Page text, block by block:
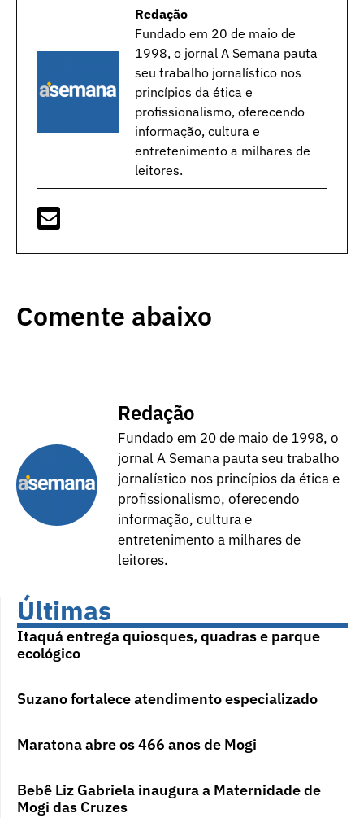
Redação
Fundado em 20 de maio de
1998, o jornal A Semana pauta
seu trabalho jornalístico nos
princípios da ética e
profissionalismo, oferecendo
informação, cultura e
entretenimento a milhares de
leitores.
Comente abaixo
Redação
Fundado em 20 de maio de 1998, o
jornal A Semana pauta seu trabalho
jornalístico nos princípios da ética e
profissionalismo, oferecendo
informação, cultura e
entretenimento a milhares de
leitores.
Últimas
Itaquá entrega quiosques, quadras e parque
ecológico
Suzano fortalece atendimento especializado
Maratona abre os 466 anos de Mogi
Bebê Liz Gabriela inaugura a Maternidade de
Mogi das Cruzes